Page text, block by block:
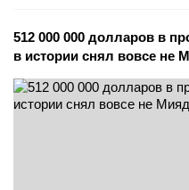
512 000 000 долларов в
в истории снял вовсе не